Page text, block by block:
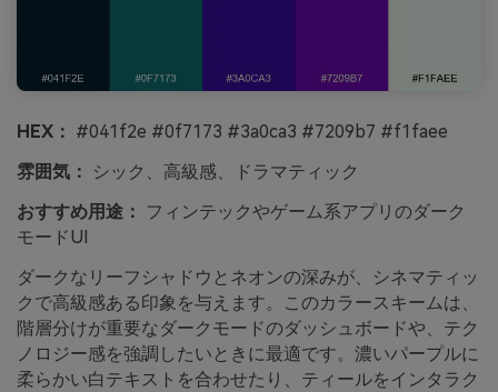
HEX： #041f2e #0f7173 #3a0ca3 #7209b7 #f1faee
雰囲気：
シック、高級感、ドラマティック
おすすめ用途：
フィンテックやゲーム系アプリのダーク
モードUI
ダークなリーフシャドウとネオンの深みが、シネマティッ
クで高級感ある印象を与えます。このカラースキームは、
階層分けが重要なダークモードのダッシュボードや、テク
ノロジー感を強調したいときに最適です。濃いパープルに
柔らかい白テキストを合わせたり、ティールをインタラク